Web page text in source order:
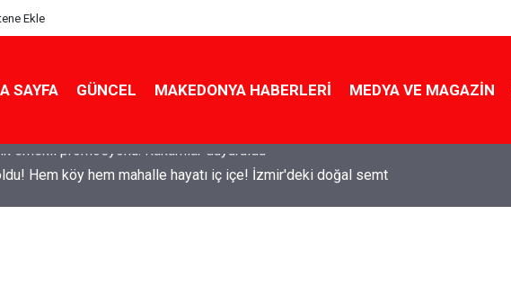
Ekle
SAYFA GÜNCEL MAKEDONYA HABERLERI MEDYA VE MAGAZIN
Hem köy hem mahalle hayatı iç içe! İzmir'deki doğal semt